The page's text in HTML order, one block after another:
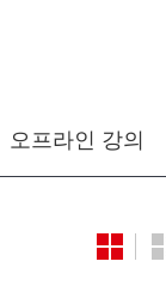
오프라인 강의